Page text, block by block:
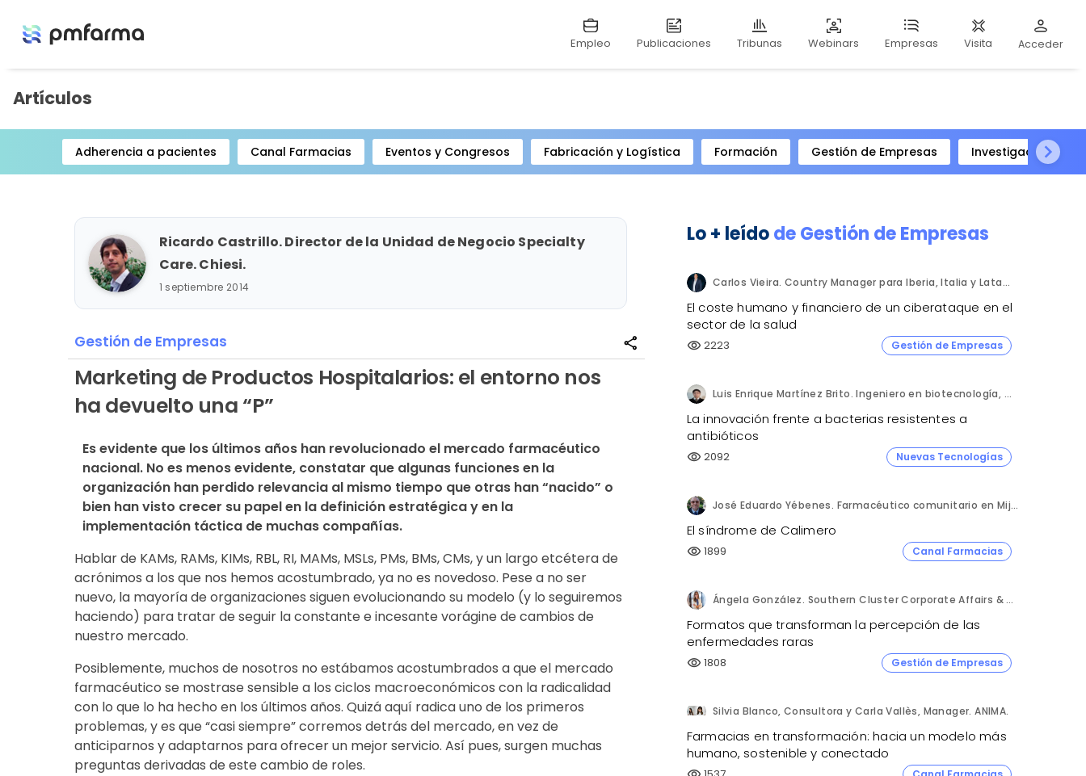
Empleo Publicaciones Tribunas Webinars Empresas Visita Acceder
Artículos
Adherencia a pacientes Canal Farmacias Eventos y Congresos Fabricación y Logística Formación Gestión de Empresas
Investigación
Item
Ricardo Castrillo. Director de la Unidad de Negocio Specialty
Care. Chiesi.
1 septiembre 2014
Gestión de Empresas share
Marketing de Productos Hospitalarios: el entorno nos
ha devuelto una “P”
Es evidente que los últimos años han revolucionado el mercado farmacéutico
nacional. No es menos evidente, constatar que algunas funciones en la
organización han perdido relevancia al mismo tiempo que otras han “nacido” o
bien han visto crecer su papel en la definición estratégica y en la
implementación táctica de muchas compañías.
Hablar de KAMs, RAMs, KIMs, RBL, RI, MAMs, MSLs, PMs, BMs, CMs, y un largo etcétera de
acrónimos a los que nos hemos acostumbrado, ya no es novedoso. Pese a no ser
nuevo, la mayoría de organizaciones siguen evolucionando su modelo (y lo seguiremos
haciendo) para tratar de seguir la constante e incesante vorágine de cambios de
nuestro mercado.
Posiblemente, muchos de nosotros no estábamos acostumbrados a que el mercado
farmacéutico se mostrase sensible a los ciclos macroeconómicos con la radicalidad
con lo que lo ha hecho en los últimos años. Quizá aquí radica uno de los primeros
problemas, y es que “casi siempre” corremos detrás del mercado, en vez de
anticiparnos y adaptarnos para ofrecer un mejor servicio. Así pues, surgen muchas
preguntas derivadas de este cambio de roles.
Lo + leídodeGestión de Empresas
Carlos Vieira. Country Manager para Iberia, Italia y Latam. Hornetsecurity.
El coste humano y financiero de un ciberataque en el
sector de la salud
visibility 2223 Gestión de Empresas
Luis Enrique Martínez Brito. Ingeniero en biotecnología, México.
La innovación frente a bacterias resistentes a
antibióticos
visibility 2092 Nuevas Tecnologías
José Eduardo Yébenes. Farmacéutico comunitario en Mijas (Málaga).
El síndrome de Calimero
visibility 1899 Canal Farmacias
Ángela González. Southern Cluster Corporate Affairs & Patient Partnership Director. Kyowa Kirin.
Formatos que transforman la percepción de las
enfermedades raras
visibility 1808 Gestión de Empresas
Silvia Blanco, Consultora y Carla Vallès, Manager. ANIMA.
Farmacias en transformación: hacia un modelo más
humano, sostenible y conectado